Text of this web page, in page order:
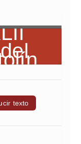
texto